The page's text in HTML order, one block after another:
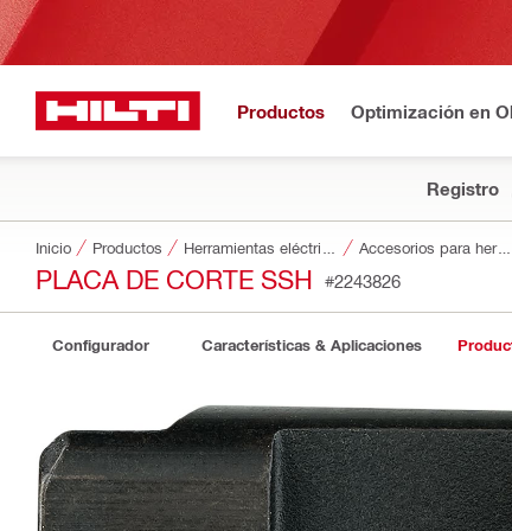
Productos Optimización en
Registro
Inicio Productos Accesorios para herramientas
PLACA DE CORTE SSH #2243826
Configurador Características & Aplicaciones